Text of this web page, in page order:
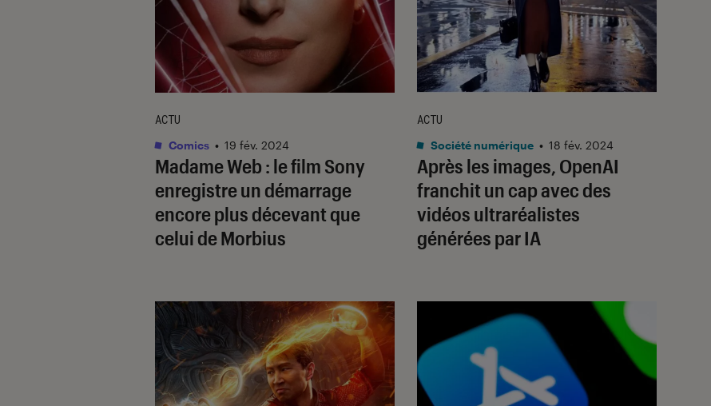
Madame Web : le film Sony
enregistre un démarrage
encore plus décevant que
celui deMorbius
ACTU
Comics • 19 fév. 2024
Après les images, OpenAI
franchit un cap avec des
vidéos ultraréalistes
générées par IA
ACTU
Société numérique • 18 fév. 2024